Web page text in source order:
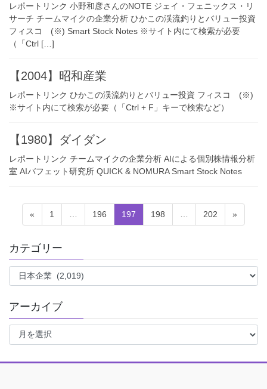
レポートリンク 小野和彦さんのNOTE ジェイ・フェニックス・リ
サーチ チームマイクの企業分析 ひかこの渓流釣りとバリュー投資
フィスコ (※) Smart Stock Notes ※サイト内にて検索が必要
（「Ctrl […]
【2004】昭和産業
レポートリンク ひかこの渓流釣りとバリュー投資 フィスコ (※)
※サイト内にて検索が必要（「Ctrl + F」キーで検索など）
【1980】ダイダン
レポートリンク チームマイクの企業分析 AIによる個別株情報分析
室 AIバフェット研究所 QUICK & NOMURA Smart Stock Notes
稿
の
ペ
ー
ジ
送
り
«
固
定
ジ
1
固
定
ジ
196
固
定
ジ
197
固
定
ジ
198
固
定
ジ
202 »
カテゴリー
テ
リ
ー
アーカイブ
ア
イ